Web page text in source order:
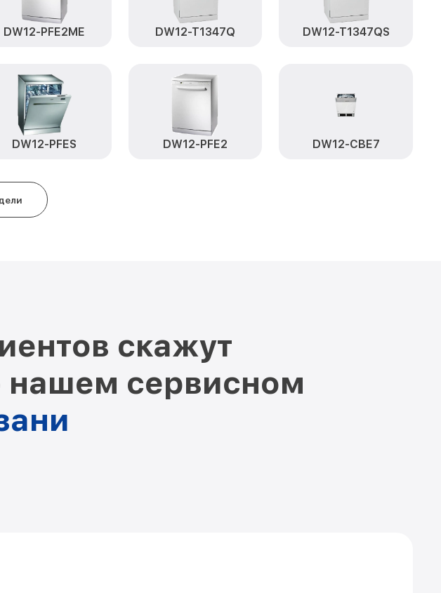
DW12-PFE2ME DW12-T1347Q DW12-T1347QS
DW12-PFES DW12-PFE2 DW12-CBE7
скажут
сервисном